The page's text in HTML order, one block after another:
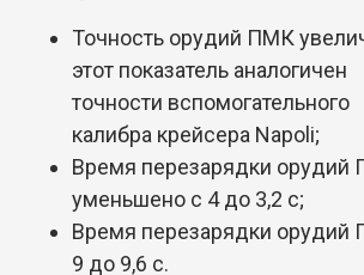
Точность орудий ПМК
этот показатель аналогичен
точности вспомогательного
калибра крейсера Napoli;
Время перезарядки орудий
уменьшено с 4 до 3,2 с;
Время перезарядки орудий
9 до 9,6 с.